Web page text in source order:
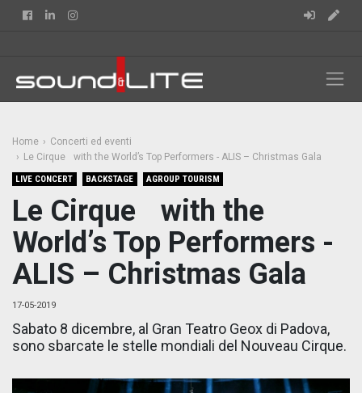
FacebookLinkedin
Home
Concerti ed eventi
Le Cirque with the World’s Top Performers - ALIS – Christmas Gala
LIVE CONCERT BACKSTAGE AGROUP TOURISM
Le Cirque with the
World’s Top Performers -
ALIS – Christmas Gala
17-05-2019
Sabato 8 dicembre, al Gran Teatro Geox di Padova,
sono sbarcate le stelle mondiali del Nouveau Cirque.